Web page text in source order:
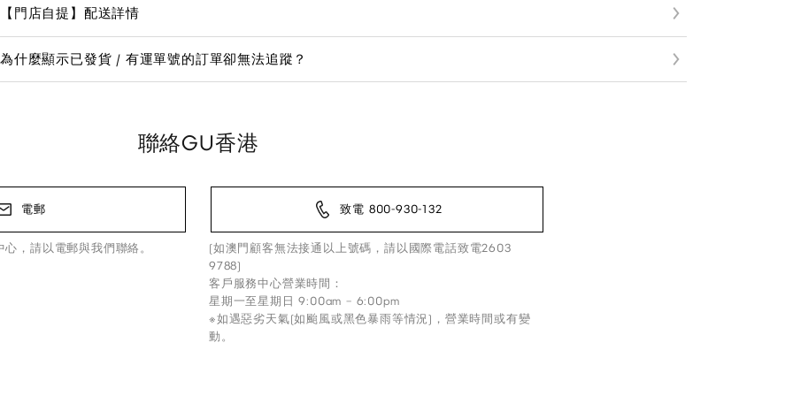
【門店自提】配送詳情
為什麼顯示已發貨 / 有運單號的訂單卻無法追蹤？
聯絡GU香港
電郵
，請以電郵與我們聯絡。
致電 800-930-132
(如澳門顧客無法接通以上號碼，請以國際電話致電2603
9788)
客戶服務中心營業時間：
星期一至星期日 9:00am – 6:00pm
※如遇惡劣天氣(如颱風或黑色暴雨等情況)，營業時間或有變
動。